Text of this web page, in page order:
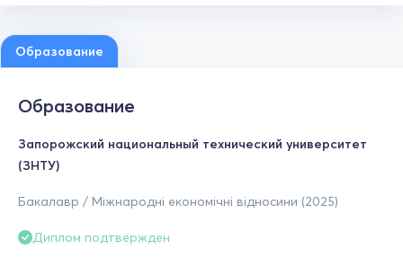
Образование
Образование
Запорожский национальный технический университет
(ЗНТУ)
Бакалавр / Міжнародні економічні відносини (2025)
Диплом подтвержден